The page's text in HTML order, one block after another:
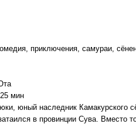
приключения, самураи,
25 мин
юный наследник Камакурского
в провинции Сува. Вместо